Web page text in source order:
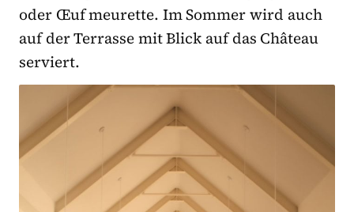
oder Œuf meurette. Im Sommer wird auch
auf der Terrasse mit Blick auf das Château
serviert.